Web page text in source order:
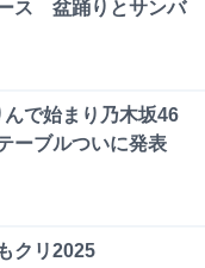
ス 盆踊りとサンバ
で始まり乃木坂46
ーブルついに発表
クリ2025